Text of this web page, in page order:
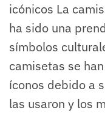
icónicos La
ha sido una
símbolos
camisetas se
íconos debido a
las usaron y los